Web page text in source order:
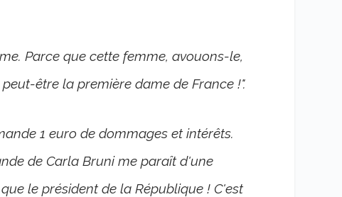
Parce que cette femme, avouons-le,
être la première dame de France !".
1 euro de dommages et intérêts.
de Carla Bruni me paraît d'une
le président de la République ! C'est